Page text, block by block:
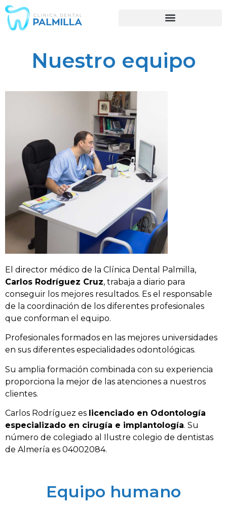
Nuestro equipo
El director médico de la Clínica Dental Palmilla,
Carlos Rodríguez Cruz, trabaja a diario para
conseguir los mejores resultados. Es el responsable
de la coordinación de los diferentes profesionales
que conforman el equipo.
Profesionales formados en las mejores universidades
en sus diferentes especialidades odontológicas.
Su amplia formación combinada con su experiencia
proporciona la mejor de las atenciones a nuestros
clientes.
Carlos Rodríguez es licenciado en Odontología
especializado en cirugía e implantología. Su
número de colegiado al Ilustre colegio de dentistas
de Almería es 04002084.
Equipo humano